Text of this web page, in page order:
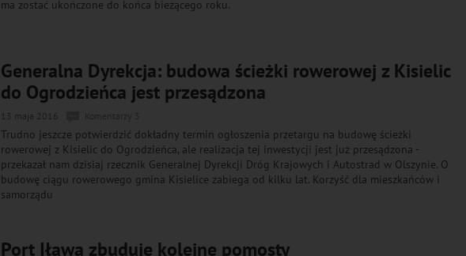
ma zostać ukończone do końca bieżącego roku.
Generalna Dyrekcja: budowa ścieżki rowerowej z Kisielic
do Ogrodzieńca jest przesądzona
13 maja 2016
Trudno jeszcze potwierdzić dokładny termin ogłoszenia przetargu na budowę ścieżki
rowerowej z Kisielic do Ogrodzieńca, ale realizacja tej inwestycji jest już przesądzona -
przekazał nam dzisiaj rzecznik Generalnej Dyrekcji Dróg Krajowych i Autostrad w Olszynie. O
budowę ciągu rowerowego gmina Kisielice zabiega od kilku lat. Korzyść dla mieszkańców i
samorządu
Port Iława zbuduje kolejne pomosty